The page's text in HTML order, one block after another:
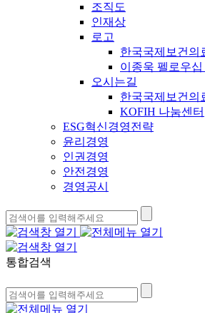
조직도
인재상
로고
한국국제보건의
이종욱 펠로우십
오시는길
한국국제보건의
KOFIH 나눔센터
ESG혁신경영전략
윤리경영
인권경영
안전경영
경영공시
통합검색